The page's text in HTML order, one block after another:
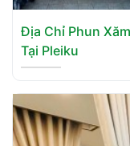
Địa Chỉ Phun
Tại Pleiku